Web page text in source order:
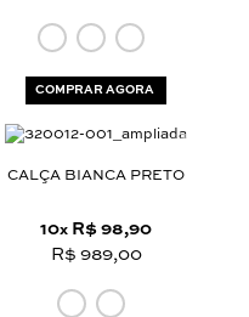
COMPRAR AGORA
CALÇA BIANCA PRETO
10x R$ 98,90
R$ 989,00